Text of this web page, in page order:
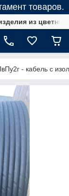
товаров.
из
- кабель с